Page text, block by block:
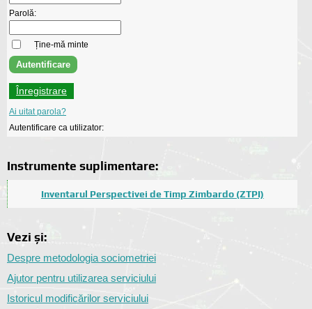
Parolă:
Ține-mă minte
Înregistrare
Ai uitat parola?
Autentificare ca utilizator:
Instrumente suplimentare:
Inventarul Perspectivei de Timp Zimbardo (ZTPI)
Vezi și:
Despre metodologia sociometriei
Ajutor pentru utilizarea serviciului
Istoricul modificărilor serviciului